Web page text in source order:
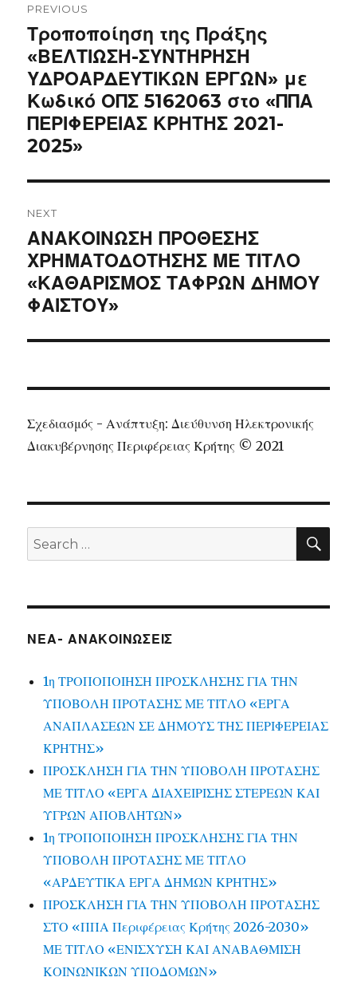
navigation
PREVIOUS
Previous
post:
Τροποποίηση της Πράξης
«ΒΕΛΤΙΩΣΗ-ΣΥΝΤΗΡΗΣΗ
ΥΔΡΟΑΡΔΕΥΤΙΚΩΝ ΕΡΓΩΝ» με
Κωδικό ΟΠΣ 5162063 στο «ΠΠΑ
ΠΕΡΙΦΕΡΕΙΑΣ ΚΡΗΤΗΣ 2021-
2025»
NEXT
Next
post:
ΑΝΑΚΟΙΝΩΣΗ ΠΡΟΘΕΣΗΣ
ΧΡΗΜΑΤΟΔΟΤΗΣΗΣ ΜΕ ΤΙΤΛΟ
«ΚΑΘΑΡΙΣΜΟΣ ΤΑΦΡΩΝ ΔΗΜΟΥ
ΦΑΙΣΤΟΥ»
Σχεδιασμός - Ανάπτυξη: Διεύθυνση Ηλεκτρονικής
Διακυβέρνησης Περιφέρειας Κρήτης © 2021
Search
for:
ΝΕΑ- ΑΝΑΚΟΙΝΩΣΕΙΣ
1η ΤΡΟΠΟΠΟΙΗΣΗ ΠΡΟΣΚΛΗΣΗΣ ΓΙΑ ΤΗΝ
ΥΠΟΒΟΛΗ ΠΡΟΤΑΣΗΣ ΜΕ ΤΙΤΛΟ «ΕΡΓΑ
ΑΝΑΠΛΑΣΕΩΝ ΣΕ ΔΗΜΟΥΣ ΤΗΣ ΠΕΡΙΦΕΡΕΙΑΣ
ΚΡΗΤΗΣ»
ΠΡΟΣΚΛΗΣΗ ΓΙΑ ΤΗΝ ΥΠΟΒΟΛΗ ΠΡΟΤΑΣΗΣ
ΜΕ ΤΙΤΛΟ «ΕΡΓΑ ΔΙΑΧΕΙΡΙΣΗΣ ΣΤΕΡΕΩΝ ΚΑΙ
ΥΓΡΩΝ ΑΠΟΒΛΗΤΩΝ»
1η ΤΡΟΠΟΠΟΙΗΣΗ ΠΡΟΣΚΛΗΣΗΣ ΓΙΑ ΤΗΝ
ΥΠΟΒΟΛΗ ΠΡΟΤΑΣΗΣ ΜΕ ΤΙΤΛΟ
«ΑΡΔΕΥΤΙΚΑ ΕΡΓΑ ΔΗΜΩΝ ΚΡΗΤΗΣ»
ΠΡΟΣΚΛΗΣΗ ΓΙΑ ΤΗΝ ΥΠΟΒΟΛΗ ΠΡΟΤΑΣΗΣ
ΣΤΟ «ΠΠΑ Περιφέρειας Κρήτης 2026-2030»
ΜΕ ΤΙΤΛΟ «ΕΝΙΣΧΥΣΗ ΚΑΙ ΑΝΑΒΑΘΜΙΣΗ
ΚΟΙΝΩΝΙΚΩΝ ΥΠΟΔΟΜΩΝ»